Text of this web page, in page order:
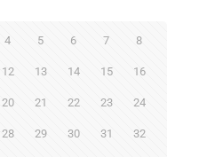
4 5 6 7 8
12 13 14 15 16
20 21 22 23 24
28 29 30 31 32